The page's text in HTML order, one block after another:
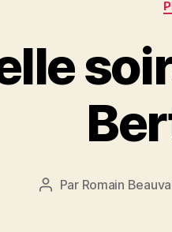
Auteur
Par Romain